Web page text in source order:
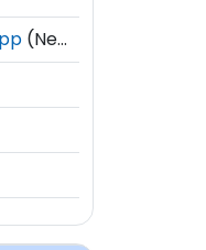
(New)